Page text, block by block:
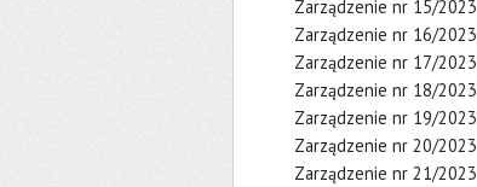
Zarządzenie nr 15/2023
Zarządzenie nr 16/2023
Zarządzenie nr 17/2023
Zarządzenie nr 18/2023
Zarządzenie nr 19/2023
Zarządzenie nr 20/2023
Zarządzenie nr 21/2023